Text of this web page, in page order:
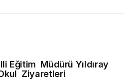
Eğitim Müdürü Yıldıray
Ziyaretleri